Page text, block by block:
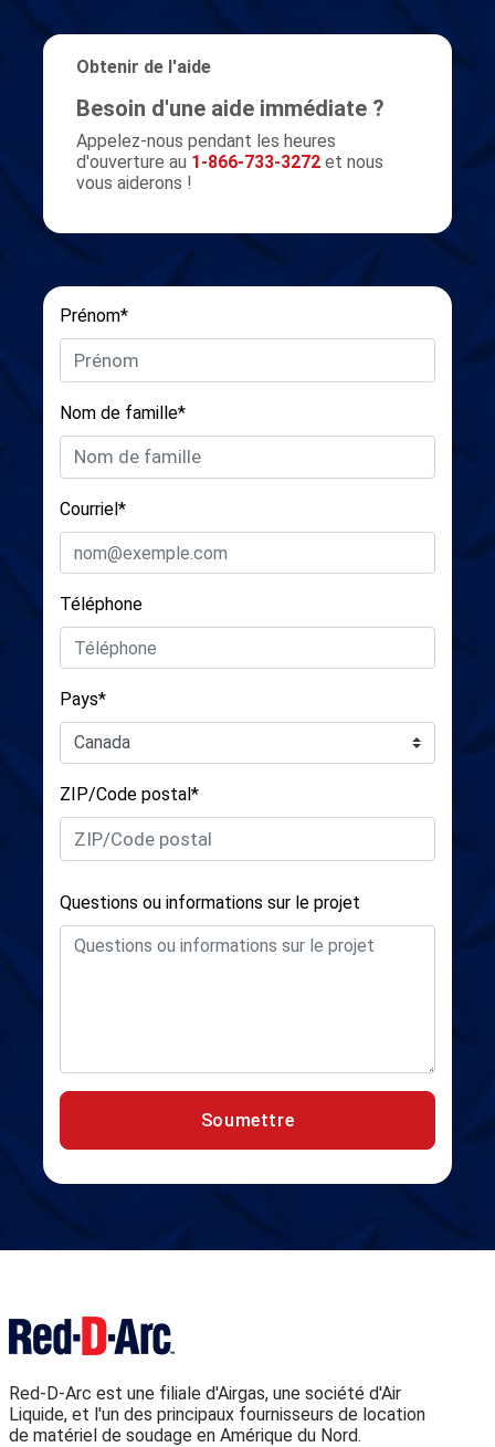
Obtenir de l'aide
Besoin d'une aide immédiate ?
Appelez-nous pendant les heures
d'ouverture au 1-866-733-3272 et nous
vous aiderons !
Prénom*
Nom de famille*
Courriel*
Téléphone
Pays*
ZIP/Code postal*
Questions ou informations sur le projet
Soumettre
Red-D-Arc est une filiale d'Airgas, une société d'Air
Liquide, et l'un des principaux fournisseurs de location
de matériel de soudage en Amérique du Nord.